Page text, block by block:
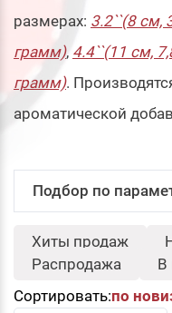
размерах: 3.2``(8 см,
грамм), 4.4``(11 см,
грамм).
ароматической
Подбор по
Серия:
Хиты продаж
Распродажа
В
Сортировать:по